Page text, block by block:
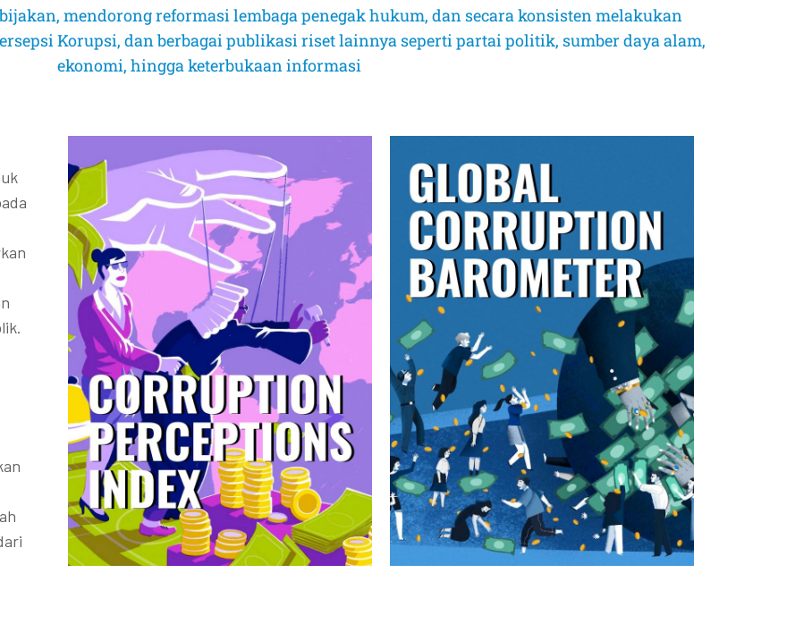
mendorong reformasi lembaga penegak hukum, dan secara konsisten melakukan
Korupsi, dan berbagai publikasi riset lainnya seperti partai politik, sumber daya alam,
ekonomi, hingga keterbukaan informasi